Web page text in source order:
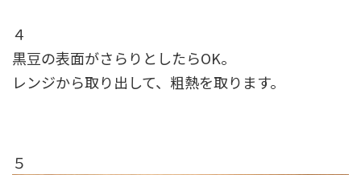
４
黒豆の表面がさらりとしたらOK。
レンジから取り出して、粗熱を取ります。
５